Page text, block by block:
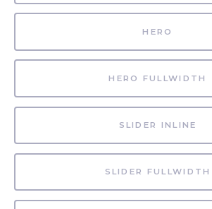
HERO
HERO FULLWIDTH
SLIDER INLINE
SLIDER FULLWIDTH